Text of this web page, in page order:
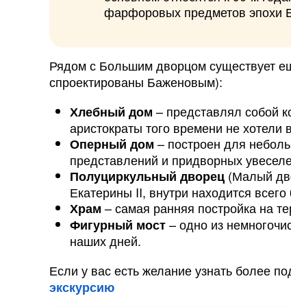
фарфоровых предметов эпохи
Рядом с Большим дворцом существует
спроектированы Баженовым):
Хлебный дом – представлял собой
аристократы того времени не хотели
Оперный дом – построен для
представлений и придворных
Полуциркульный дворец (Малый
Екатерины II, внутри находится
Храм – самая ранняя постройка на
Фигурный мост– одно из
наших дней.
Если у вас есть желание узнать более
экскурсию